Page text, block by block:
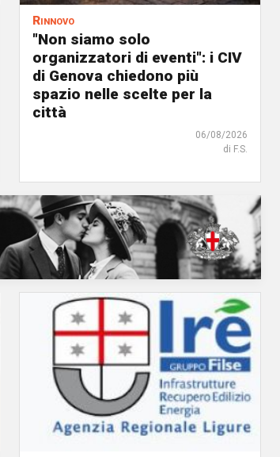
Rinnovo
"Non siamo solo
organizzatori di eventi": i CIV
di Genova chiedono più
spazio nelle scelte per la
città
06/08/2026
di F.S.